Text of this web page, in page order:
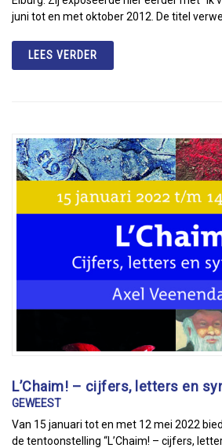
juni tot en met oktober 2012. De titel
LEES VERDER
L’Chaim! – cijfers, letters en
GEWEEST
Van 15 januari tot en met 12 mei 2022
de tentoonstelling “L’Chaim! – cijfers,